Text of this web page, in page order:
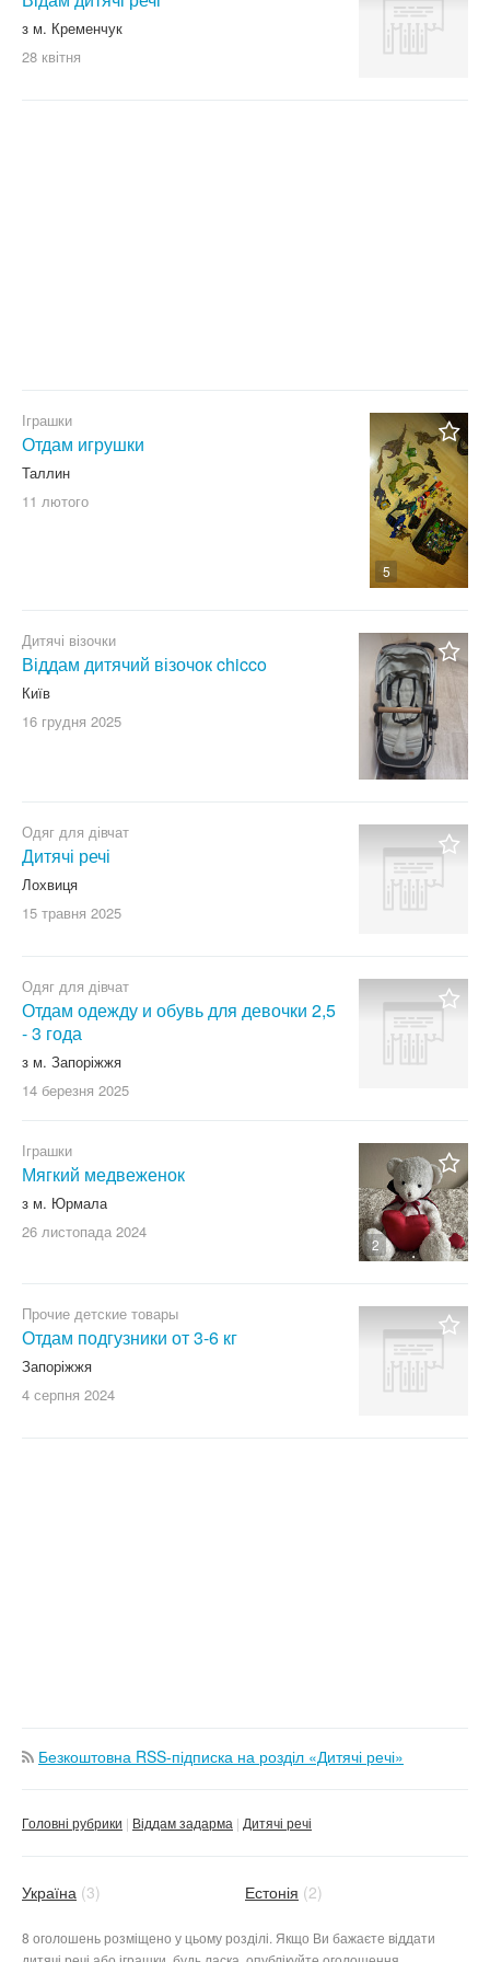
з м. Кременчук
28 квітня
5
Іграшки
Отдам игрушки
Таллин
11 лютого
Дитячі візочки
Віддам дитячий візочок chicco
Київ
16 грудня 2025
Одяг для дівчат
Дитячі речі
Лохвиця
15 травня 2025
Одяг для дівчат
Отдам одежду и обувь для девочки 2,5
- 3 года
з м. Запоріжжя
14 березня 2025
2
Іграшки
Мягкий медвеженок
з м. Юрмала
26 листопада 2024
Прочие детские товары
Отдам подгузники от 3-6 кг
Запоріжжя
4 серпня 2024
Безкоштовна RSS-підписка на розділ «Дитячі речі»
Головні рубрики Віддам задарма Дитячі речі
Україна (3) Естонія (2)
8 оголошень розміщено у цьому розділі. Якщо Ви бажаєте віддати